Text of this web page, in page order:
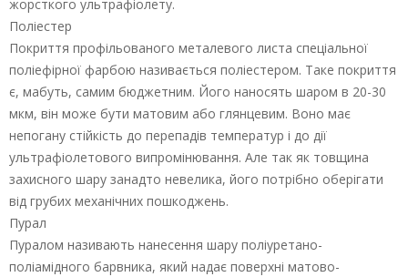
жорсткого ультрафіолету.
Поліестер
Покриття профільованого металевого листа спеціальної
поліефірної фарбою називається поліестером. Таке покриття
є, мабуть, самим бюджетним. Його наносять шаром в 20-30
мкм, він може бути матовим або глянцевим. Воно має
непогану стійкість до перепадів температур і до дії
ультрафіолетового випромінювання. Але так як товщина
захисного шару занадто невелика, його потрібно оберігати
від грубих механічних пошкоджень.
Пурал
Пуралом називають нанесення шару поліуретано-
поліамідного барвника, який надає поверхні матово-